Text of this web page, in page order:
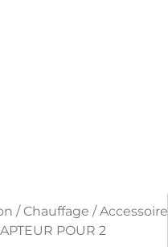
/ Chauffage /
POUR 2